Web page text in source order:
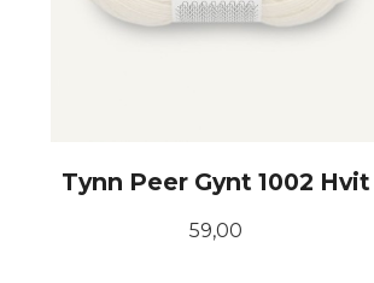
Tynn Peer Gynt 1002 Hvit
Pris
59,00